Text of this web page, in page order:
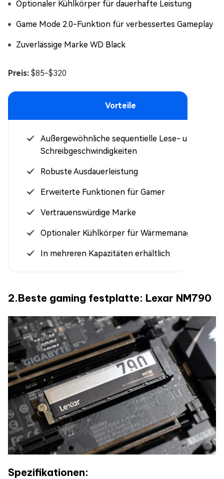
Optionaler Kühlkörper für dauerhafte Leistung
Game Mode 2.0-Funktion für verbessertes Gameplay
Zuverlässige Marke WD Black
Preis: $85-$320
Vorteile
Außergewöhnliche sequentielle Lese- und
Schreibgeschwindigkeiten
Robuste Ausdauerleistung
Erweiterte Funktionen für Gamer
Vertrauenswürdige Marke
Optionaler Kühlkörper für Wärmemanagement
In mehreren Kapazitäten erhältlich
2.Beste gaming festplatte: Lexar NM790
Spezifikationen: